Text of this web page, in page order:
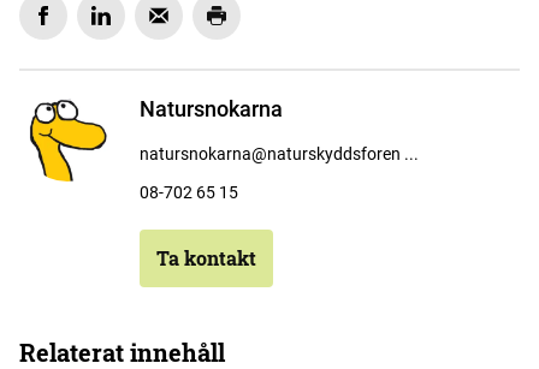
Natursnokarna
natursnokarna@naturskyddsforen ...
08-702 65 15
Ta kontakt
Relaterat innehåll